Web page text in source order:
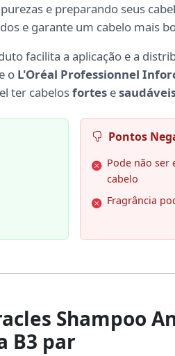
e preparando seus
e garante um cabelo mais
facilita a aplicação e a
o L'Oréal Professionnel
ter cabelosfortes e
Pontos
Pode não ser
cabelo
Fragrância
Shampoo
B3 par